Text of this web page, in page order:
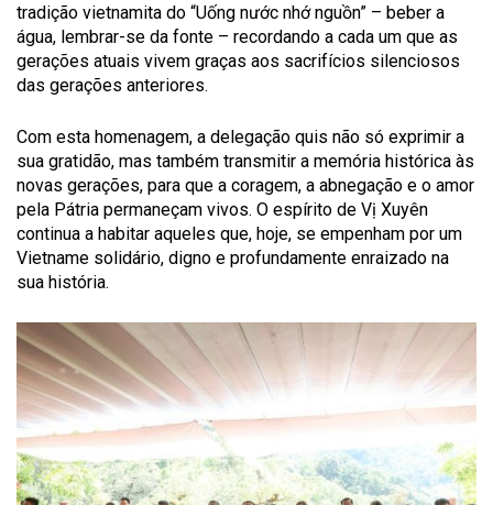
tradição vietnamita do “Uống nước nhớ nguồn” – beber a
água, lembrar-se da fonte – recordando a cada um que as
gerações atuais vivem graças aos sacrifícios silenciosos
das gerações anteriores.
Com esta homenagem, a delegação quis não só exprimir a
sua gratidão, mas também transmitir a memória histórica às
novas gerações, para que a coragem, a abnegação e o amor
pela Pátria permaneçam vivos. O espírito de Vị Xuyên
continua a habitar aqueles que, hoje, se empenham por um
Vietname solidário, digno e profundamente enraizado na
sua história.